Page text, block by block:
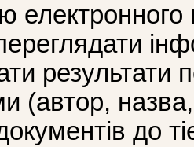
(автор, назва,
до